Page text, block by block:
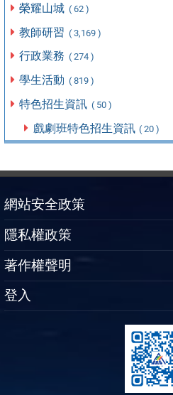
榮耀山城 ( 62 )
教師研習 ( 3,169 )
行政業務 ( 274 )
學生活動 ( 819 )
特色招生資訊 ( 50 )
戲劇班特色招生資訊 ( 20 )
網站安全政策
隱私權政策
著作權聲明
登入